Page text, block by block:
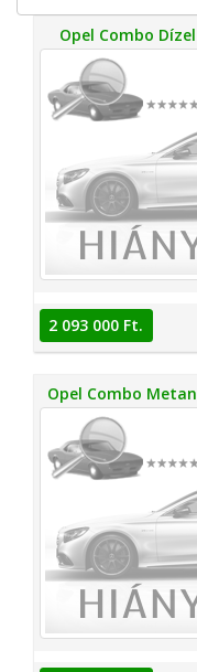
Opel Combo
2 093 000 Ft.
Opel Combo